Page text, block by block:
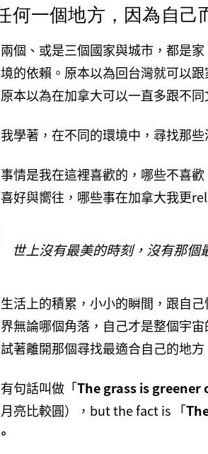
何一個地方，因為自己
個、或是三個國家與城市，都是
的依賴。原本以為回台灣就可以
本以為在加拿大可以一直多跟不
學著，在不同的環境中，尋找那
情是我在這裡喜歡的，哪些不喜
好與嚮往，哪些事在加拿大我更
世上沒有最美的時刻，沒有那個
活上的積累，小小的瞬間，跟自
無論哪個角落，自己才是整個宇
著離開那個尋找最適合自己的地方
句話叫做「The grass is greener
亮比較圓），but the fact is 「